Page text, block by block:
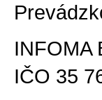
INFOMA
IČO 35